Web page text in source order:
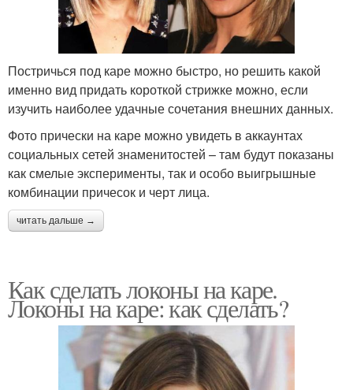
Постричься под каре можно быстро, но решить какой
именно вид придать короткой стрижке можно, если
изучить наиболее удачные сочетания внешних данных.
Фото прически на каре можно увидеть в аккаунтах
социальных сетей знаменитостей – там будут показаны
как смелые эксперименты, так и особо выигрышные
комбинации причесок и черт лица.
читать дальше →
Как сделать локоны на каре.
Локоны на каре: как сделать?